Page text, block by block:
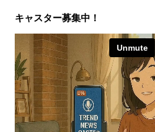
キャスター募集中！